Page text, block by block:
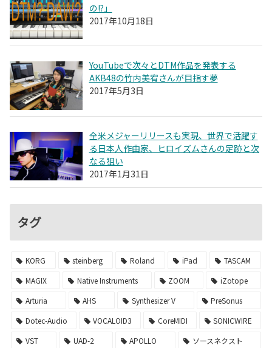
の!?」
2017年10月18日
YouTubeで次々とDTM作品を発表する
AKB48の竹内美宥さんが目指す夢
2017年5月3日
全米メジャーリリースも実現、世界で活躍す
る日本人作曲家、ヒロイズムさんの足跡と次
なる狙い
2017年1月31日
タグ
KORG steinberg Roland iPad
TASCAM
MAGIX
Native Instruments ZOOM
iZotope
Arturia
AHS Synthesizer V
PreSonus
Dotec-Audio
VOCALOID3 CoreMIDI
SONICWIRE
VST
UAD-2 APOLLO
ソースネクスト